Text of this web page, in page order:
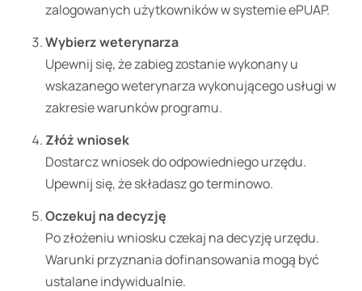
zalogowanych użytkowników w systemie ePUAP.
Wybierz weterynarza
Upewnij się, że zabieg zostanie wykonany u
wskazanego weterynarza wykonującego usługi w
zakresie warunków programu.
Złóż wniosek
Dostarcz wniosek do odpowiedniego urzędu.
Upewnij się, że składasz go terminowo.
Oczekuj na decyzję
Po złożeniu wniosku czekaj na decyzję urzędu.
Warunki przyznania dofinansowania mogą być
ustalane indywidualnie.